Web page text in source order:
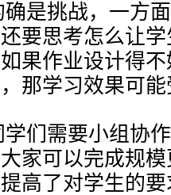
是挑战，一方
要思考怎么让
果作业设计得
那学习效果可
们需要小组协
家可以完成规
高了对学生的